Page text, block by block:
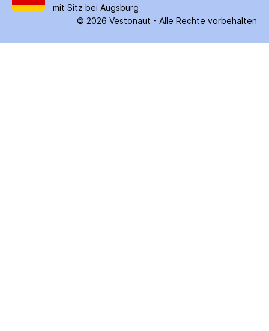
mit Sitz bei Augsburg
© 2026 Vestonaut - Alle Rechte vorbehalten